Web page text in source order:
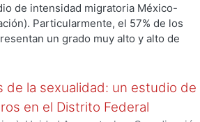
Aquino, Alicia Oliva
de intensidad migratoria México-
Particularmente, el 57% de los
un grado muy alto y alto de
tulcinguenses han migrado a los
la ciudad de Nueva York. Cabe
tradicional, es decir, no
para que se genere la
de la sexualidad: un estudio de
en el Distrito Federal